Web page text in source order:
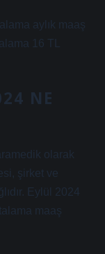
aylık maaş
16 TL
NE
olarak
şirket ve
Eylül 2024
maaş